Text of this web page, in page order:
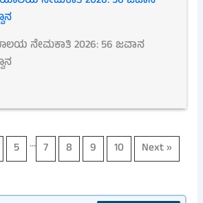
ನೇಮಕಾತಿ 2026: 56 ಜವಾನ
5 … 7 8 9 10 Next »